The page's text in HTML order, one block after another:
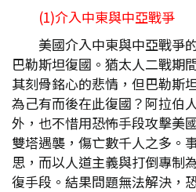
(1)介入中東與中亞戰爭
美國介入中東與中亞戰爭
巴勒斯坦復國。猶太人二戰期
其刻骨銘心的悲情，但巴勒斯
為己有而後在此復國？阿拉伯
外，也不惜用恐怖手段攻擊美
雙塔遇襲，傷亡數千人之多。
思，而以人道主義與打倒專制
復手段。結果問題無法解決，